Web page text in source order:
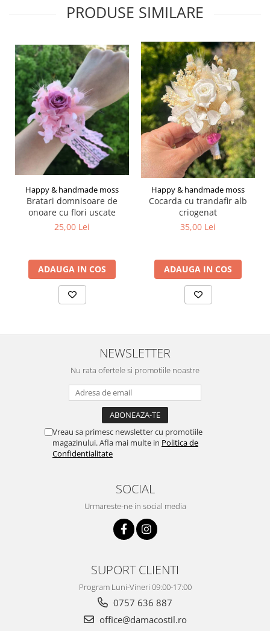
PRODUSE SIMILARE
Happy & handmade moss
Bratari domnisoare de
onoare cu flori uscate
25,00 Lei
ADAUGA IN COS
Happy & handmade moss
Cocarda cu trandafir alb
criogenat
35,00 Lei
ADAUGA IN COS
NEWSLETTER
Nu rata ofertele si promotiile noastre
Vreau sa primesc newsletter cu promotiile
magazinului. Afla mai multe in Politica de
Confidentialitate
SOCIAL
Urmareste-ne in social media
SUPORT CLIENTI
Program Luni-Vineri 09:00-17:00
0757 636 887
office@damacostil.ro